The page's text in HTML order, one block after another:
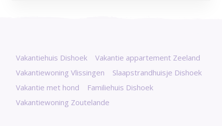
Vakantiehuis Dishoek
Vakantie appartement Zeeland
Vakantiewoning Vlissingen
Slaapstrandhuisje Dishoek
Vakantie met hond
Familiehuis Dishoek
Vakantiewoning Zoutelande